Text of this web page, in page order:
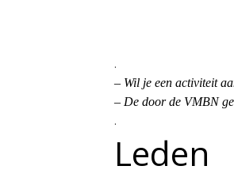
.
– Wil je een activiteit
– De door de VMBN
.
Leden